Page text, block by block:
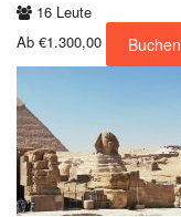
16 Leute
Ab €1.300,00 Buchen